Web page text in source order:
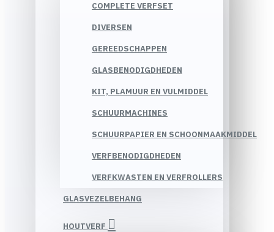
COMPLETE VERFSET
DIVERSEN
GEREEDSCHAPPEN
GLASBENODIGDHEDEN
KIT, PLAMUUR EN VULMIDDEL
SCHUURMACHINES
SCHUURPAPIER EN SCHOONMAAKMIDDEL
VERFBENODIGDHEDEN
VERFKWASTEN EN VERFROLLERS
GLASVEZELBEHANG
HOUTVERF